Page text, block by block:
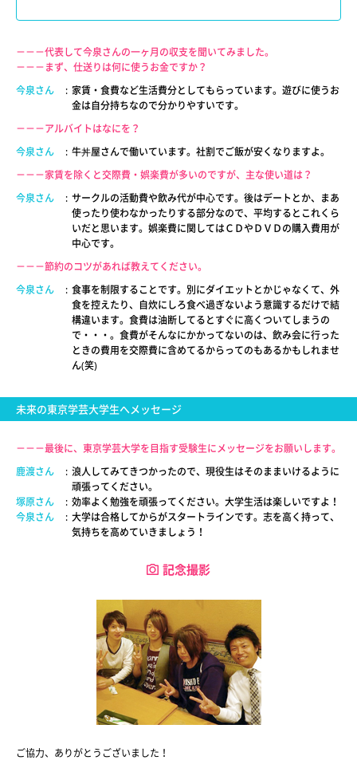
－－－代表して今泉さんの一ヶ月の収支を聞いてみました。
－－－まず、仕送りは何に使うお金ですか？
今泉さん
: 家賃・食費など生活費分としてもらっています。遊びに使うお
金は自分持ちなので分かりやすいです。
－－－アルバイトはなにを？
今泉さん
: 牛丼屋さんで働いています。社割でご飯が安くなりますよ。
－－－家賃を除くと交際費・娯楽費が多いのですが、主な使い道は？
今泉さん
: サークルの活動費や飲み代が中心です。後はデートとか、まあ
使ったり使わなかったりする部分なので、平均するとこれくら
いだと思います。娯楽費に関してはＣＤやＤＶＤの購入費用が
中心です。
－－－節約のコツがあれば教えてください。
今泉さん
: 食事を制限することです。別にダイエットとかじゃなくて、外
食を控えたり、自炊にしろ食べ過ぎないよう意識するだけで結
構違います。食費は油断してるとすぐに高くついてしまうの
で・・・。食費がそんなにかかってないのは、飲み会に行った
ときの費用を交際費に含めてるからってのもあるかもしれませ
ん(笑)
未来の東京学芸大学生へメッセージ
－－－最後に、東京学芸大学を目指す受験生にメッセージをお願いします。
鹿渡さん
: 浪人してみてきつかったので、現役生はそのままいけるように
頑張ってください。
塚原さん
: 効率よく勉強を頑張ってください。大学生活は楽しいですよ！
今泉さん
: 大学は合格してからがスタートラインです。志を高く持って、
気持ちを高めていきましょう！
記念撮影
ご協力、ありがとうございました！